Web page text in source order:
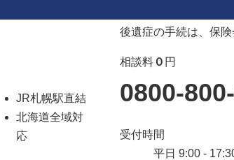
JR札幌駅直結
北海道全域対
応
後遺症の手続は、保
相談料０ 円
0800-
受付時間
平日 9:00 -